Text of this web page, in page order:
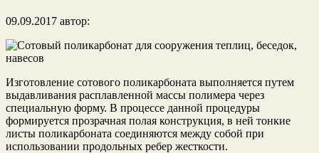
09.09.2017 автор:
Изготовление сотового поликарбоната выполняется путем
выдавливания расплавленной массы полимера через
специальную форму. В процессе данной процедуры
формируется прозрачная полая конструкция, в ней тонкие
листы поликарбоната соединяются между собой при
использовании продольных ребер жесткости.